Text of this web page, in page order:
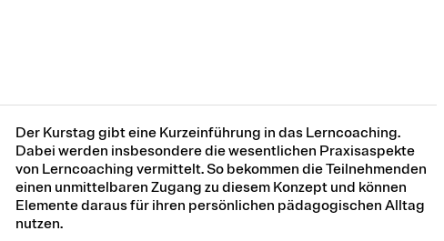
Der Kurstag gibt eine Kurzeinführung in das Lerncoaching.
Dabei werden insbesondere die wesentlichen Praxisaspekte
von Lerncoaching vermittelt. So bekommen die Teilnehmenden
einen unmittelbaren Zugang zu diesem Konzept und können
Elemente daraus für ihren persönlichen pädagogischen Alltag
nutzen.